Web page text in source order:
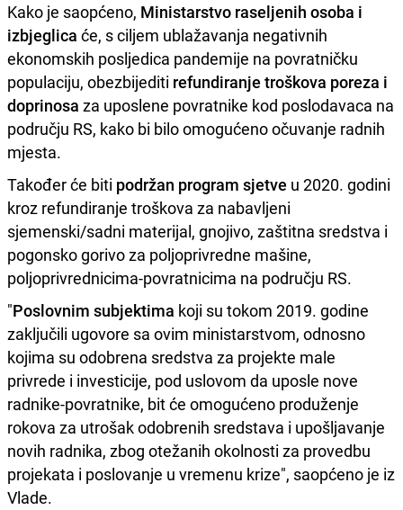
Kako je saopćeno, Ministarstvo raseljenih osoba i
izbjeglica će, s ciljem ublažavanja negativnih
ekonomskih posljedica pandemije na povratničku
populaciju, obezbijediti refundiranje troškova poreza i
doprinosa za uposlene povratnike kod poslodavaca na
području RS, kako bi bilo omogućeno očuvanje radnih
mjesta.
Također će biti podržan program sjetve u 2020. godini
kroz refundiranje troškova za nabavljeni
sjemenski/sadni materijal, gnojivo, zaštitna sredstva i
pogonsko gorivo za poljoprivredne mašine,
poljoprivrednicima-povratnicima na području RS.
"Poslovnim subjektima koji su tokom 2019. godine
zaključili ugovore sa ovim ministarstvom, odnosno
kojima su odobrena sredstva za projekte male
privrede i investicije, pod uslovom da uposle nove
radnike-povratnike, bit će omogućeno produženje
rokova za utrošak odobrenih sredstava i upošljavanje
novih radnika, zbog otežanih okolnosti za provedbu
projekata i poslovanje u vremenu krize", saopćeno je iz
Vlade.